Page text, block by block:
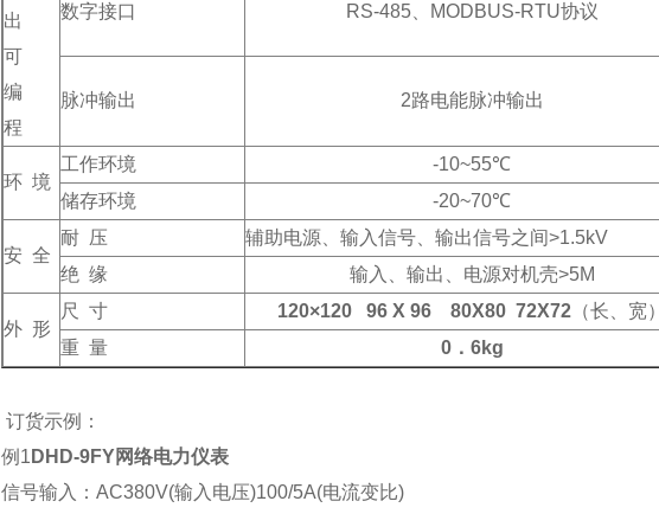
出
可
编
程
数字接口 RS-485、MODBUS-RTU协议
脉冲输出 2路电能脉冲输出
环 境
工作环境
-10~55℃
储存环境
-20~70℃
安 全
耐 压
辅助电源、输入信号、输出信号之间>1.5kV
绝 缘
输入、输出、电源对机壳>5M
外 形
尺 寸 120×120 96 X 96 80X80 72X72 （长、宽
重 量
0．6kg
订货示例：
例1 DHD-9FY网络电力仪表
信号输入：AC380V(输入电压)100/5A(电流变比)